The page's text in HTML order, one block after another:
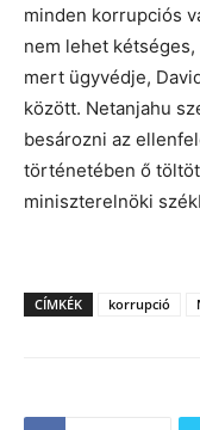
minden korrupciós
nem lehet
mert ügyvédje,
között. Netanjahu
besározni az
történetében ő
miniszterelnöki
CÍMKÉK korrupció